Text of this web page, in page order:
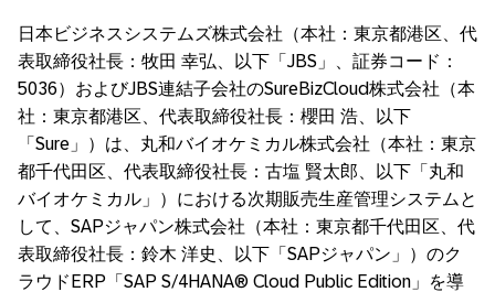
日本ビジネスシステムズ株式会社（本社：東京都港区、代
表取締役社長：牧田 幸弘、以下「JBS」、証券コード：
5036）およびJBS連結子会社のSureBizCloud株式会社（本
社：東京都港区、代表取締役社長：櫻田 浩、以下
「Sure」）は、丸和バイオケミカル株式会社（本社：東京
都千代田区、代表取締役社長：古塩 賢太郎、以下「丸和
バイオケミカル」）における次期販売生産管理システムと
して、SAPジャパン株式会社（本社：東京都千代田区、代
表取締役社長：鈴木 洋史、以下「SAPジャパン」）のク
ラウドERP「SAP S/4HANA® Cloud Public Edition」を導